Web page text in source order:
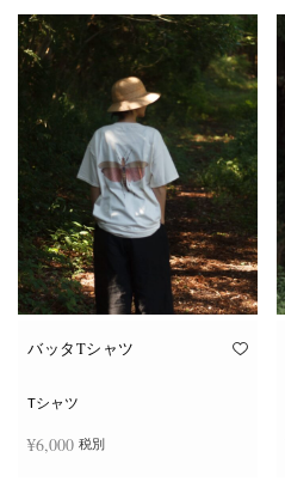
の
商
品
に
は
複
数
の
バ
リ
エ
ー
シ
ョ
ま
バッタTシャツ
Tシャツ
¥6,000 税別